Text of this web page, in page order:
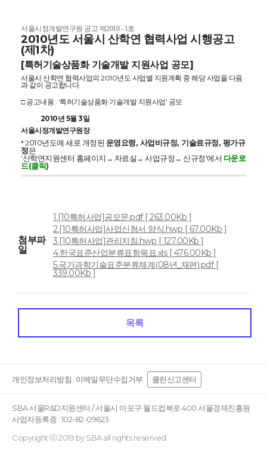
서울시정개발연구원 공고 제2010 - 1호
2010년도 서울시 산학연 협력사업 시행공고
(제1차)
[특허기술상품화 기술개발 지원사업 공모]
서울시 산학연 협력사업의 2010년도 사업별 지원계획 중 해당 사업을 다음
과 같이 공고합니다.
□ 공고내용 : '특허기술상품화 기술개발 지원사업' 공모
2010년 5월 3일
서울시정개발연구원장
* 2010년도에 새로 개정된 운영요령, 사업비규정, 기술료규정, 평가규
정은
'산학연지원센터 홈페이지 → 자료실 → 사업규정 → 신규정'에서 다운로
드(클릭)
첨부파
일
1.[10특허사업]공모문.pdf [ 263.00Kb ]
2.[10특허사업]사업신청서 양식.hwp [ 67.00Kb ]
3.[10특허사업]관리지침.hwp [ 127.00Kb ]
4.한국표준산업분류표항목표.xls [ 476.00Kb ]
5.국가과학기술표준분류체계(08년_재편).pdf [
339.00Kb ]
목록
개인정보처리방침 이메일무단수집거부 클린신고센터
SBA 서울R&D지원센터 / 서울시 마포구 월드컵북로 400 서울경제진흥원
사업자등록증 : 102-82-09623
Copyright ⓒ 2019 by SBA all rights reserved.